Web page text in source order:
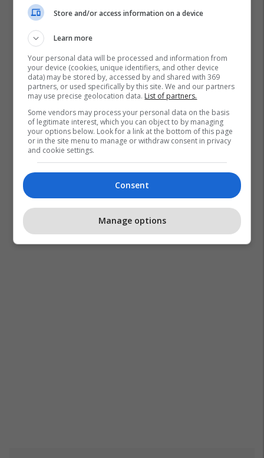
biznesit #15796
Pro Real Estate
Store and/or access information on a device
Learn more
Your personal data will be processed and information from
your device (cookies, unique identifiers, and other device
data) may be stored by, accessed by and shared with 369
partners, or used specifically by this site. We and our partners
may use precise geolocation data. List of partners.
Some vendors may process your personal data on the basis
of legitimate interest, which you can object to by managing
your options below. Look for a link at the bottom of this page
or in the site menu to manage or withdraw consent in privacy
and cookie settings.
Consent
Manage options